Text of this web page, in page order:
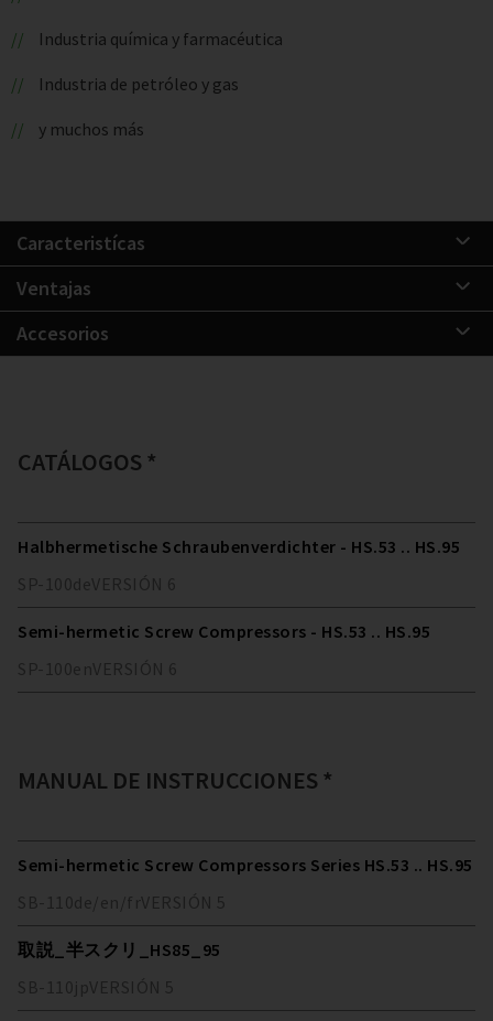
Industria química y farmacéutica
Industria de petróleo y gas
y muchos más
Caracteristícas
Ventajas
Accesorios
CATÁLOGOS *
Halbhermetische Schraubenverdichter - HS.53 .. HS.95
SP-100deVERSIÓN 6
Semi-hermetic Screw Compressors - HS.53 .. HS.95
SP-100enVERSIÓN 6
MANUAL DE INSTRUCCIONES *
Semi-hermetic Screw Compressors Series HS.53 .. HS.95
SB-110de/en/fr VERSIÓN 5
取説_半スクリ_HS85_95
SB-110jpVERSIÓN 5